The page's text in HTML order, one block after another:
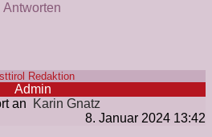
Antworten
Redaktion
Admin
an
Karin Gnatz
8. Januar 2024 13:42